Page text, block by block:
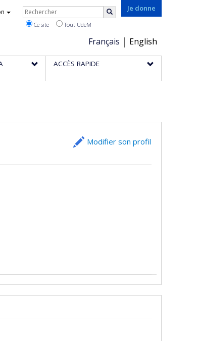
Je donne
Choix
de
la
Français English
Rechercher
Ce site Tout UdeM
ACCÈS RAPIDE
Modifier son profil